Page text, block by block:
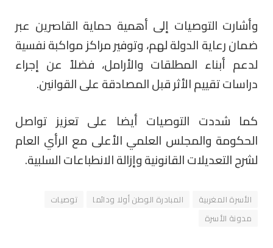
وأشارت التوصيات إلى أهمية حماية القاصرين عبر
ضمان رعاية الدولة لهم، وتوفير مراكز مواكبة نفسية
لدعم أبناء المطلقات والأرامل، فضلاً عن إجراء
دراسات تقييم الأثر قبل المصادقة على القوانين.
كما شددت التوصيات أيضا على تعزيز تواصل
الحكومة والمجلس العلمي الأعلى مع الرأي العام
لشرح التعديلات القانونية وإزالة الانطباعات السلبية.
الأسرة المغربية المبادرة الوطن أولا ودائما
توصيات
مدونة الأسرة